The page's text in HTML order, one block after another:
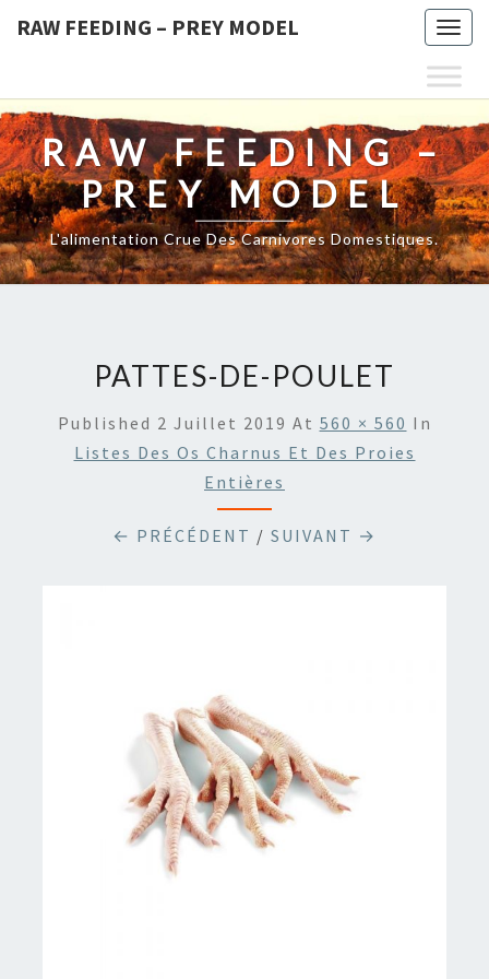
RAW FEEDING – PREY MODEL
RAW FEEDING –
PREY MODEL
L'alimentation Crue Des Carnivores Domestiques.
PATTES-DE-POULET
Published 2 Juillet 2019 At 560 × 560 In
Listes Des Os Charnus Et Des Proies
Entières
← PRÉCÉDENT / SUIVANT →